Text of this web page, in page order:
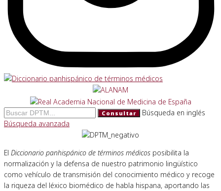
Consultar
Búsqueda en inglés
Búsqueda avanzada
El Diccionario panhispánico de términos médicos posibilita la
normalización y la defensa de nuestro patrimonio lingüístico
como vehículo de transmisión del conocimiento médico y recoge
la riqueza del léxico biomédico de habla hispana, aportando las